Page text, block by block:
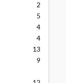
2
5
4
4
13
9